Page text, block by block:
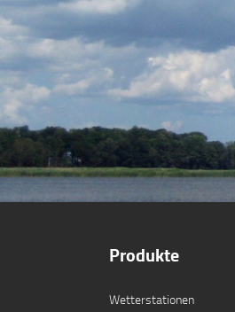
Produkte
Wetterstationen